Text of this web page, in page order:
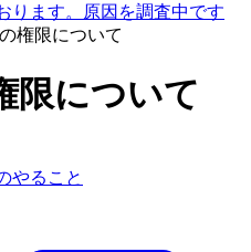
ります。原因を調査中です
権限について
限について
やること